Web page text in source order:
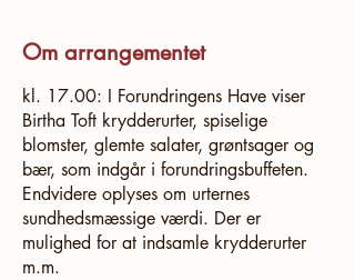
Om arrangementet
kl. 17.00: I Forundringens Have viser
Birtha Toft krydderurter, spiselige
blomster, glemte salater, grøntsager og
bær, som indgår i forundringsbuffeten.
Endvidere oplyses om urternes
sundhedsmæssige værdi. Der er
mulighed for at indsamle krydderurter
m.m.